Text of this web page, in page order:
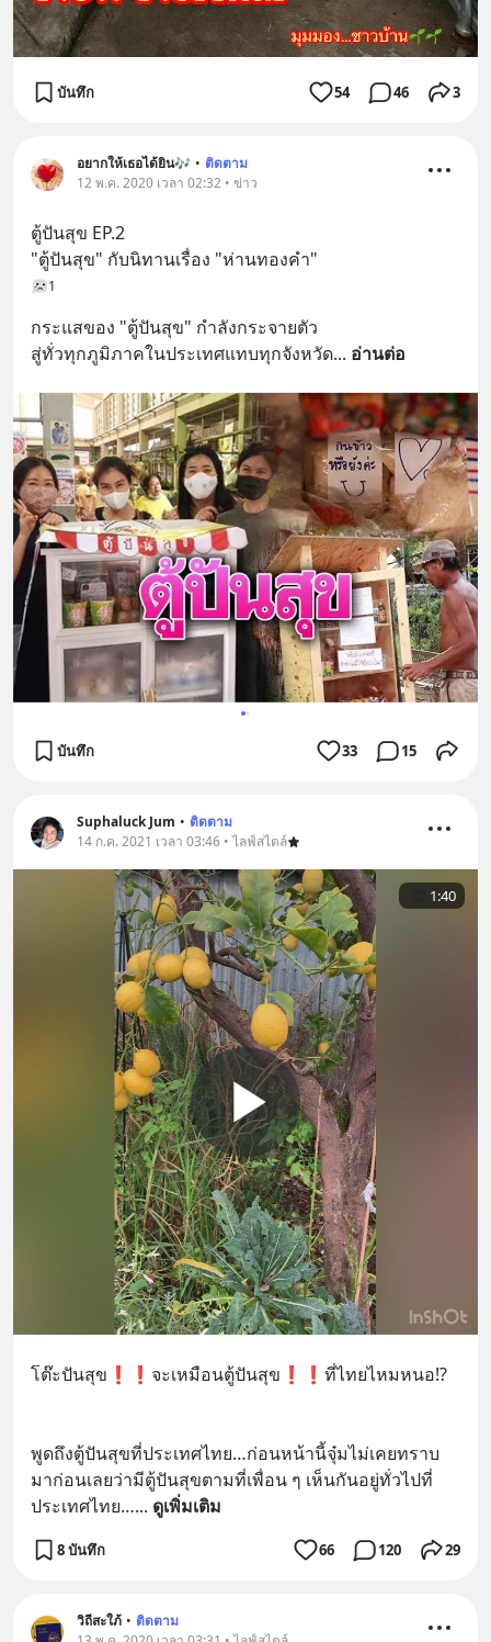
บันทึก 54 46 3
อยากให้เธอได้ยิน🎶 • ติดตาม
12 พ.ค. 2020 เวลา 02:32 • ข่าว
ตู้ปันสุข EP.2
"ตู้ปันสุข" กับนิทานเรื่อง "ห่านทองคำ"
1
กระแสของ "ตู้ปันสุข" กำลังกระจายตัว
สู่ทั่วทุกภูมิภาคในประเทศแทบทุกจังหวัด... อ่านต่อ
บันทึก 33 15
Suphaluck Jum • ติดตาม
14 ก.ค. 2021 เวลา 03:46 • ไลฟ์สไตล์
1:40
โต๊ะปันสุข❗️❗️จะเหมือนตู้ปันสุข❗️❗️ที่ไทยไหมหนอ⁉️
พูดถึงตู้ปันสุขที่ประเทศไทย…ก่อนหน้านี้จุ๋มไม่เคยทราบ
มาก่อนเลยว่ามีตู้ปันสุขตามที่เพื่อน ๆ เห็นกันอยู่ทั่วไปที่
ประเทศไทย…... ดูเพิ่มเติม
8 บันทึก 66 120 29
วิถีสะใภ้ • ติดตาม